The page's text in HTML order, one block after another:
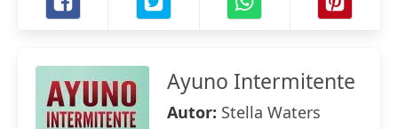
Ayuno Intermitente
Autor: Stella Waters